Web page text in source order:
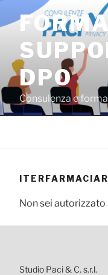
contenuto
DPO
Consulenza e
Non sei
Studio Paci & C. s.r.l.